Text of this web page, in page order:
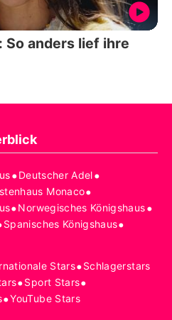
So anders lief ihre
•Deutscher Adel•
Monaco•
•Norwegisches Königshaus•
Spanisches Königshaus•
Stars•Schlagerstars
•Sport Stars•
•YouTube Stars